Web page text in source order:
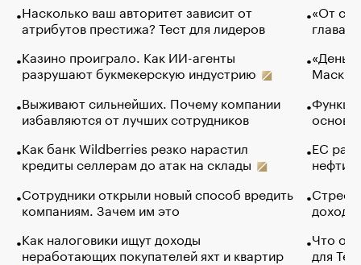
Насколько ваш авторитет зависит от
атрибутов престижа? Тест для лидеров
Казино проиграло. Как ИИ-агенты
разрушают букмекерскую индустрию
Выживают сильнейших. Почему компании
избавляются от лучших сотрудников
Как банк Wildberries резко нарастил
кредиты селлерам до атак на склады
Сотрудники открыли новый способ вредить
компаниям. Зачем им это
Как налоговики ищут доходы
неработающих покупателей яхт и квартир
«От
глава
Маск в
основ
ЕС
нефти
Что
для